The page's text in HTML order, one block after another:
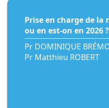
Prise en charge de la
ou en est-on en 2026 ?
Pr DOMINIQUE
Pr Matthieu ROBERT